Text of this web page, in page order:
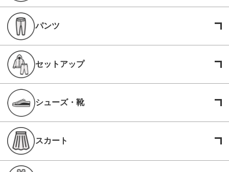
パンツ
セットアップ
シューズ・靴
スカート